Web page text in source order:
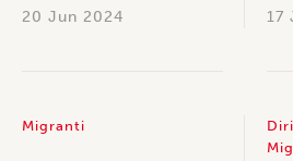
20 Jun 2024
17
Migranti